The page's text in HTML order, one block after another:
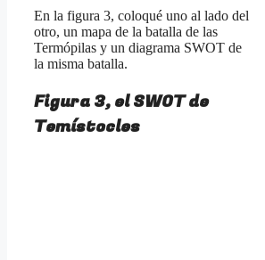
En la figura 3, coloqué uno al lado del
otro, un mapa de la batalla de las
Termópilas y un diagrama SWOT de
la misma batalla.
Figura 3, el SWOT de
Temístocles